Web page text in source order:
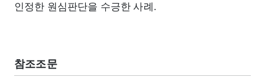
인정한 원심판단을 수긍한 사례.
참조조문